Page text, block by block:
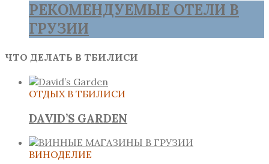
РЕКОМЕНДУЕМЫЕ ОТЕЛИ В
ГРУЗИИ
ЧТО ДЕЛАТЬ В ТБИЛИСИ
ОТДЫХ В ТБИЛИСИ
DAVID’S GARDEN
ВИНОДЕЛИЕ